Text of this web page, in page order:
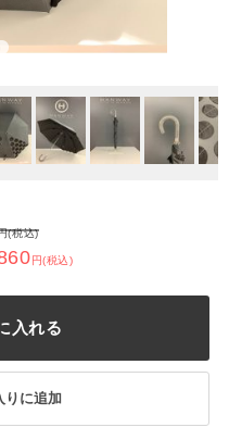
(税込)
円(税込)
入れる
りに追加